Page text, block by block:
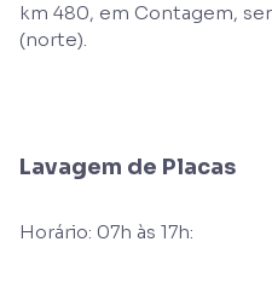
km 480, em Contagem,
(norte).
Lavagem de Placas
Horário: 07h às 17h: